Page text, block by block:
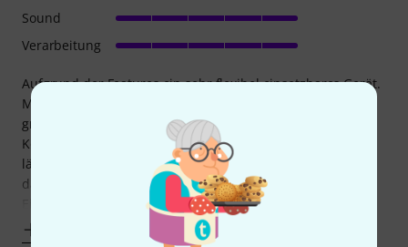
Aufgrund der Features ein sehr flexibel einsetzbares Gerät.
Mir ist aufgefallen, dass der Attack-Regler wirklich eine
große Spannweite hat. Ganz nach links packt der
Kompressor sofort zu, ganz nach rechts dauert es deutlich
länger. Ist das gut oder nicht? Ich denke, da sollte jede*r
das finden, was nötig ist.
Ein Blend-Regler ist immer gut, um heftiger
Sound
Verarbeitung